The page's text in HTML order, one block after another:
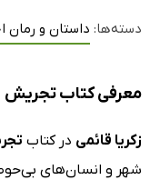
دسته‌ها: داستان و رمان
معرفی کتاب تجریش
زکریا قائمی در کتاب
شهر و انسان‌های